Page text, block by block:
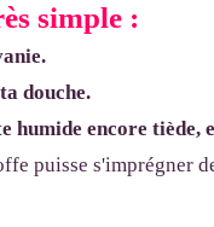
simple :
douche.
humide encore tiède,
puisse s'imprégner